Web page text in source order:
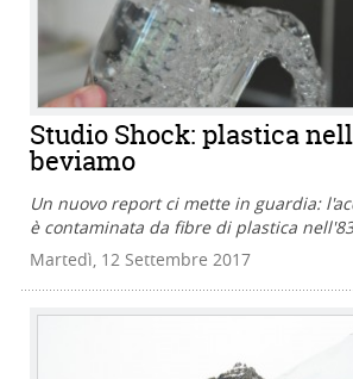
Studio Shock: plastica
beviamo
Un nuovo report ci mette in guardia:
è contaminata da fibre di plastica
Martedì, 12 Settembre 2017